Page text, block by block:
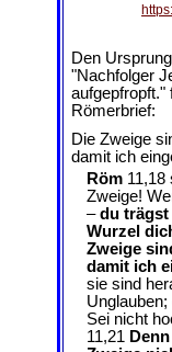
Den
"Nachfolger
aufgepfropft."
Römerbrief:
Die Zweige
damit ich
Röm11,18
Zweige!
–du trägst
Wurzel
Zweige
damit ich
sie sind
Sei nicht
11,21